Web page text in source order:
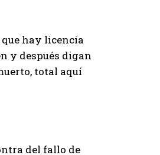
hay licencia
y después digan
total aquí
del fallo de